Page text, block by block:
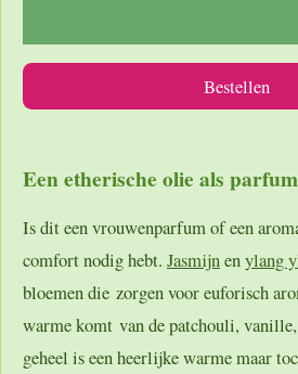
Bestellen
Een etherische olie als
Is dit een vrouwenparfum of een
comfort nodig hebt. Jasmijnenylang
bloemen die zorgen voor euforisch
warme komt van de patchouli, vanille,
geheel is een heerlijke warme maar